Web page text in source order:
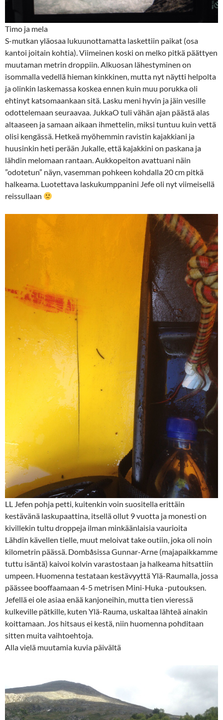
Timo ja mela
S-mutkan yläosaa lukuunottamatta laskettiin paikat (osa
kantoi joitain kohtia). Viimeinen koski on melko pitkä päättyen
muutaman metrin droppiin. Alkuosan lähestyminen on
isommalla vedellä hieman kinkkinen, mutta nyt näytti helpolta
ja olinkin laskemassa koskea ennen kuin muu porukka oli
ehtinyt katsomaankaan sitä. Lasku meni hyvin ja jäin vesille
odottelemaan seuraavaa. JukkaO tuli vähän ajan päästä alas
altaaseen ja samaan aikaan ihmettelin, miksi tuntuu kuin vettä
olisi kengässä. Hetkeä myöhemmin ravistin kajakkiani ja
huusinkin heti perään Jukalle, että kajakkini on paskana ja
lähdin melomaan rantaan. Aukkopeiton avattuani näin
”odotetun” näyn, vasemman pohkeen kohdalla 20 cm pitkä
halkeama. Luotettava laskukumppanini Jefe oli nyt viimeisellä
reissullaan
LL Jefen pohja petti, kuitenkin voin suositella erittäin
kestävänä laskupaattina, itsellä ollut 9 vuotta ja monesti on
kivillekin tultu droppeja ilman minkäänlaisia vaurioita
Lähdin kävellen tielle, muut meloivat take outiin, joka oli noin
kilometrin päässä. Dombåsissa Gunnar-Arne (majapaikkamme
tuttu isäntä) kaivoi kolvin varastostaan ja halkeama hitsattiin
umpeen. Huomenna testataan kestävyyttä Ylä-Raumalla, jossa
päässee booffaamaan 4-5 metrisen Mini-Huka -putouksen.
Jefellä ei ole asiaa enää kanjoneihin, mutta tien vieressä
kulkeville pätkille, kuten Ylä-Rauma, uskaltaa lähteä ainakin
koittamaan. Jos hitsaus ei kestä, niin huomenna pohditaan
sitten muita vaihtoehtoja.
Alla vielä muutamia kuvia päivältä